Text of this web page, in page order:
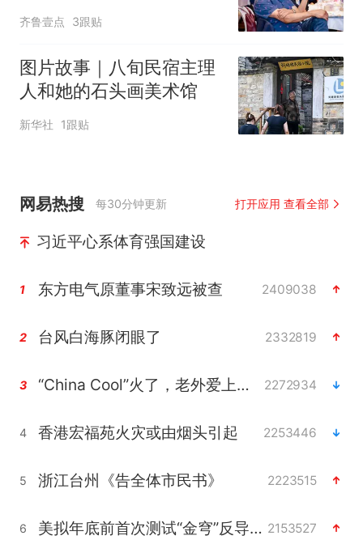
境游客增长44.2%
齐鲁壹点 3跟贴
图片故事｜八旬民宿主理
人和她的石头画美术馆
新华社 1跟贴
网易热搜 每30分钟更新 打开应用 查看全部
习近平心系体育强国建设
1 东方电气原董事宋致远被查 2409038
2 台风白海豚闭眼了 2332819
3 “China Cool”火了，老外爱上中国避暑游 2272934
4 香港宏福苑火灾或由烟头引起 2253446
5 浙江台州《告全体市民书》 2223515
6 美拟年底前首次测试“金穹”反导系统 2153527